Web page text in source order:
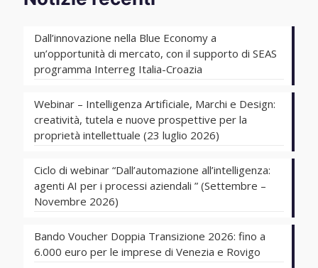
Dall’innovazione nella Blue Economy a
un’opportunità di mercato, con il supporto di SEAS
programma Interreg Italia-Croazia
Webinar – Intelligenza Artificiale, Marchi e Design:
creatività, tutela e nuove prospettive per la
proprietà intellettuale (23 luglio 2026)
Ciclo di webinar “Dall’automazione all’intelligenza:
agenti AI per i processi aziendali ” (Settembre –
Novembre 2026)
Bando Voucher Doppia Transizione 2026: fino a
6.000 euro per le imprese di Venezia e Rovigo